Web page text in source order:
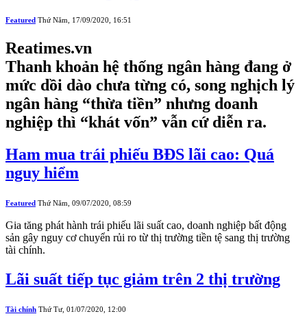
Featured Thứ Năm, 17/09/2020, 16:51
Reatimes.vn
Thanh khoản hệ thống ngân hàng đang ở
mức dồi dào chưa từng có, song nghịch lý
ngân hàng “thừa tiền” nhưng doanh
nghiệp thì “khát vốn” vẫn cứ diễn ra.
Ham mua trái phiếu BĐS lãi cao: Quá
nguy hiểm
Featured Thứ Năm, 09/07/2020, 08:59
Gia tăng phát hành trái phiếu lãi suất cao, doanh nghiệp bất động
sản gây nguy cơ chuyển rủi ro từ thị trường tiền tệ sang thị trường
tài chính.
Lãi suất tiếp tục giảm trên 2 thị trường
Tài chính Thứ Tư, 01/07/2020, 12:00